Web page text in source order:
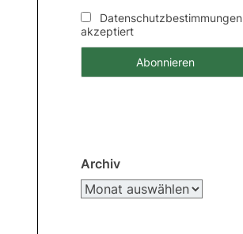
Datenschutzbestimmungen
akzeptiert
Archiv